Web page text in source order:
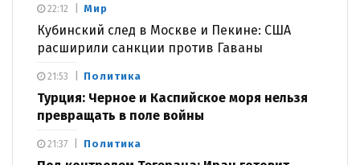
Мир
Кубинский след в Москве и Пекине: США
расширили санкции против Гаваны
22:12
Политика
Турция: Черное и Каспийское моря нельзя
превращать в поле войны
21:53
Политика
21:37